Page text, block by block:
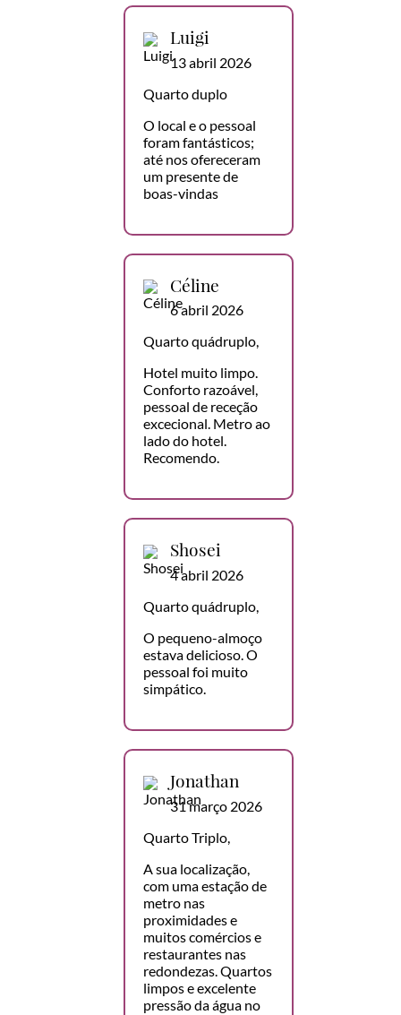
Luigi
13 abril 2026
Quarto duplo
O local e o pessoal
foram fantásticos;
até nos ofereceram
um presente de
boas-vindas
Céline
6 abril 2026
Quarto quádruplo,
Hotel muito limpo.
Conforto razoável,
pessoal de receção
excecional. Metro ao
lado do hotel.
Recomendo.
Shosei
4 abril 2026
Quarto quádruplo,
O pequeno-almoço
estava delicioso. O
pessoal foi muito
simpático.
Jonathan
31 março 2026
Quarto Triplo,
A sua localização,
com uma estação de
metro nas
proximidades e
muitos comércios e
restaurantes nas
redondezas. Quartos
limpos e excelente
pressão da água no